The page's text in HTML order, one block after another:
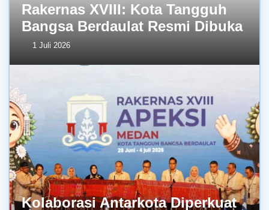
Rakernas XVIII: Kota Tangguh
Bangsa Berdaulat Resmi Dibuka
1 Juli 2026
Kolaborasi Antarkota Diperkuat